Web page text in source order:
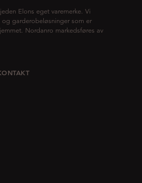
Elons eget varemerke. Vi
og garderobeløsninger som er
Nordanro markedsføres av